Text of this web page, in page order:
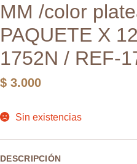
MM /color
PAQUETE X
1752N / REF-
$ 3.000
Sin existencias
DESCRIPCIÓN